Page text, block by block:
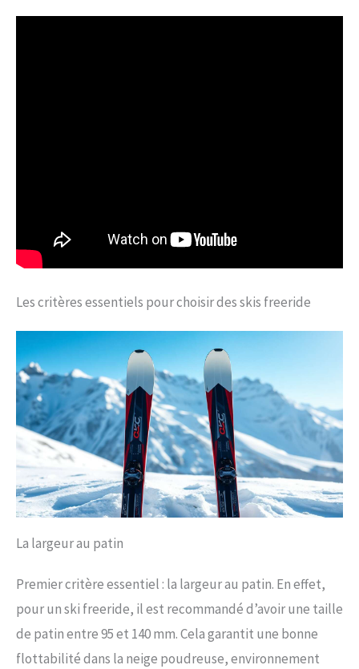
Les critères essentiels pour choisir des skis freeride
La largeur au patin
Premier critère essentiel : la largeur au patin. En effet,
pour un ski freeride, il est recommandé d’avoir une taille
de patin entre 95 et 140 mm. Cela garantit une bonne
flottabilité dans la neige poudreuse, environnement